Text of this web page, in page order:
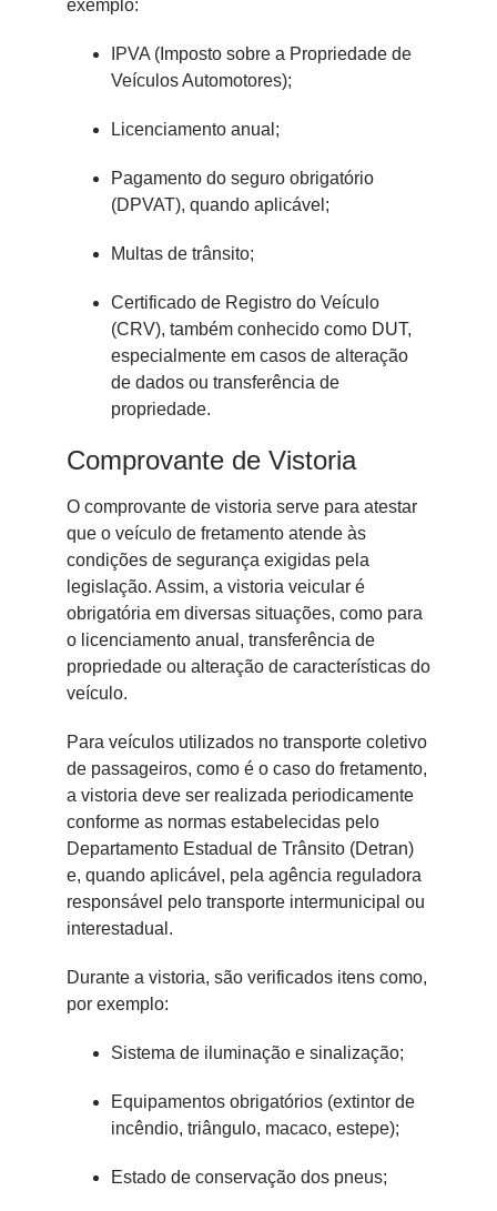
exemplo:
IPVA (Imposto sobre a Propriedade de
Veículos Automotores);
Licenciamento anual;
Pagamento do seguro obrigatório
(DPVAT), quando aplicável;
Multas de trânsito;
Certificado de Registro do Veículo
(CRV), também conhecido como DUT,
especialmente em casos de alteração
de dados ou transferência de
propriedade.
Comprovante de Vistoria
O comprovante de vistoria serve para atestar
que o veículo de fretamento atende às
condições de segurança exigidas pela
legislação. Assim, a vistoria veicular é
obrigatória em diversas situações, como para
o licenciamento anual, transferência de
propriedade ou alteração de características do
veículo.
Para veículos utilizados no transporte coletivo
de passageiros, como é o caso do fretamento,
a vistoria deve ser realizada periodicamente
conforme as normas estabelecidas pelo
Departamento Estadual de Trânsito (Detran)
e, quando aplicável, pela agência reguladora
responsável pelo transporte intermunicipal ou
interestadual.
Durante a vistoria, são verificados itens como,
por exemplo:
Sistema de iluminação e sinalização;
Equipamentos obrigatórios (extintor de
incêndio, triângulo, macaco, estepe);
Estado de conservação dos pneus;